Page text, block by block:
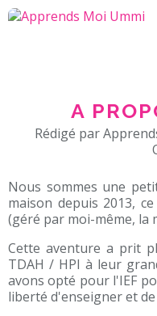
A
Rédigé par
Nous sommes une
maison depuis 2013,
(géré par moi-même, la
Cette aventure a prit
TDAH / HPI à leur
avons opté pour l'IEF
liberté d'enseigner et